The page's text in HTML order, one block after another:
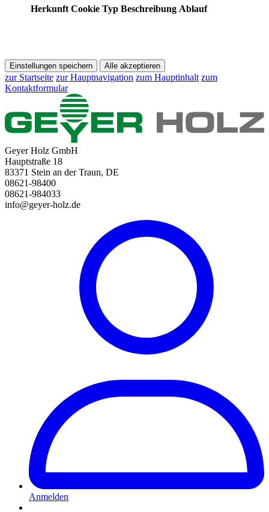
Herkunft Cookie Typ Beschreibung Ablauf
Einstellungen speichern Alle akzeptieren
zur Startseite zur Hauptnavigation zum Hauptinhalt zum
Kontaktformular
Geyer Holz GmbH
Hauptstraße 18
83371 Stein an der Traun, DE
08621-98400
08621-984033
info@geyer-holz.de
Anmelden